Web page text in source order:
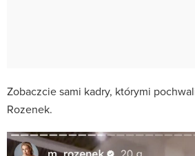
Zobaczcie sami kadry, którymi
Rozenek.